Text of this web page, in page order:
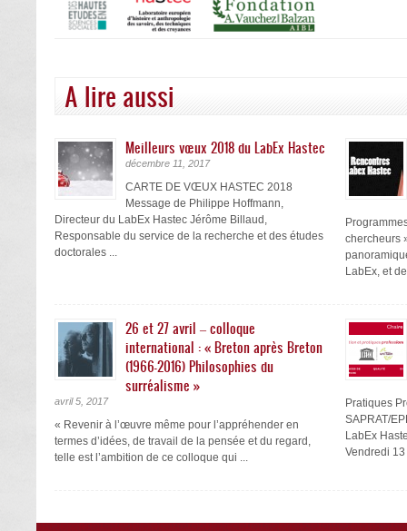
A lire aussi
Meilleurs vœux 2018 du LabEx Hastec
décembre 11, 2017
CARTE DE VŒUX HASTEC 2018
Message de Philippe Hoffmann,
Directeur du LabEx Hastec Jérôme Billaud,
Responsable du service de la recherche et des études
doctorales ...
chercheurs
LabEx, et
26 et 27 avril – colloque
international : « Breton après Breton
(1966-2016) Philosophies du
surréalisme »
avril 5, 2017
« Revenir à l’œuvre même pour l’appréhender en
termes d’idées, de travail de la pensée et du regard,
telle est l’ambition de ce colloque qui ...
Pratiques
SAPRAT/
LabEx
Vendredi